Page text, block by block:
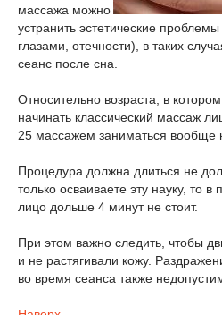
массажа можно
устранить эстетические
глазами, отечности), в таких
сеанс после сна.
Относительно возраста, в
начинать классический массаж
25 массажем заниматься вообще
Процедура должна длиться не
только осваиваете эту науку, то
лицо дольше 4 минут не стоит.
При этом важно следить, чтобы
и не растягивали кожу.
во время сеанса также